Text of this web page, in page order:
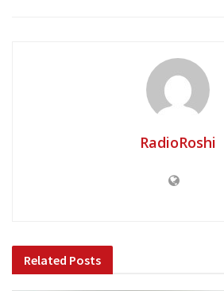
RadioRoshi
Related Posts